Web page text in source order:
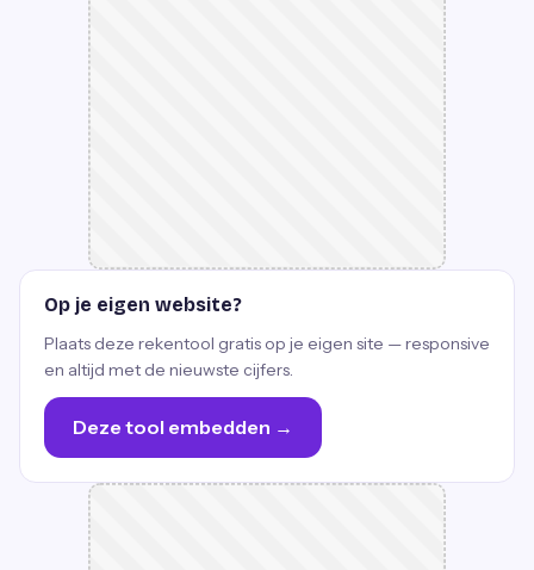
Op je eigen website?
Plaats deze rekentool gratis op je eigen site — responsive
en altijd met de nieuwste cijfers.
Deze tool embedden →